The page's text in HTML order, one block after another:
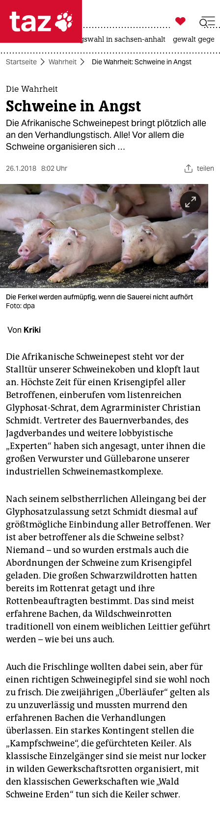
 taz zahl ich
taz zahl ich
themen
politik
öko
gesellschaft
sport
berlin
nord
wahrheit
verlag
verlag
veranstaltungen
fragen & hilfe
unterstützen
abo
genossenschaft
epaper login

taz zahl ich
landtagswahl in sachsen-anhalt gewalt
Startseite Wahrheit Die Wahrheit: Schweine in Angst
Die Wahrheit
Schweine in Angst
Die Afrikanische Schweinepest bringt plötzlich alle
an den Verhandlungstisch. Alle! Vor allem die
Schweine organisieren sich …
26.1.2018 8:02 Uhr teilen
Die Ferkel werden aufmüpfig, wenn die Sauerei nicht aufhört
Foto: dpa
Von Kriki
Die Afrikanische Schweinepest steht vor der
Stalltür unserer Schweinekoben und klopft laut
an. Höchste Zeit für einen Krisengipfel aller
Betroffenen, einberufen vom listenreichen
Glyphosat-Schrat, dem Agrarminister Christian
Schmidt. Vertreter des Bauernverbandes, des
Jagdverbandes und weitere lobbyistische
„Experten“ haben sich angesagt, unter ihnen die
großen Verwurster und Güllebarone unserer
industriellen Schweinemastkomplexe.
Nach seinem selbstherrlichen Alleingang bei der
Glyphosatzulassung setzt Schmidt diesmal auf
größtmögliche Einbindung aller Betroffenen. Wer
ist aber betroffener als die Schweine selbst?
Niemand – und so wurden erstmals auch die
Abordnungen der Schweine zum Krisengipfel
geladen. Die großen Schwarzwildrotten hatten
bereits im Rottenrat getagt und ihre
Rottenbeauftragten bestimmt. Das sind meist
erfahrene Bachen, da Wildschweinrotten
traditionell von einem weiblichen Leittier geführt
werden – wie bei uns auch.
Auch die Frischlinge wollten dabei sein, aber für
einen richtigen Schweinegipfel sind sie wohl noch
zu frisch. Die zweijährigen „Überläufer“ gelten als
zu unzuverlässig und mussten murrend den
erfahrenen Bachen die Verhandlungen
überlassen. Ein starkes Kontingent stellen die
„Kampfschweine“, die gefürchteten Keiler. Als
klassische Einzelgänger sind sie meist nur locker
in wilden Gewerkschaftsrotten organisiert, mit
den klassischen Gewerkschaften wie „Wald
Schweine Erden“ tun sich die Keiler schwer.